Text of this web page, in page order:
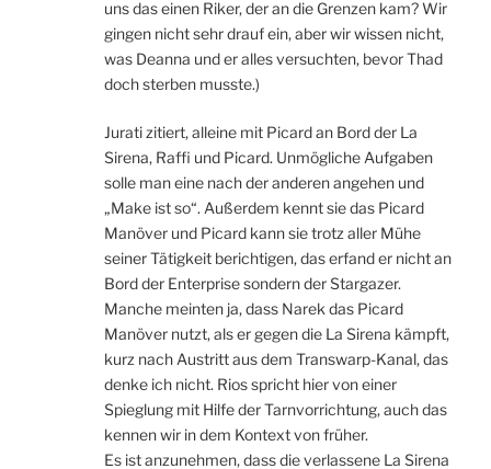
uns das einen Riker, der an die Grenzen kam? Wir
gingen nicht sehr drauf ein, aber wir wissen nicht,
was Deanna und er alles versuchten, bevor Thad
doch sterben musste.)
Jurati zitiert, alleine mit Picard an Bord der La
Sirena, Raffi und Picard. Unmögliche Aufgaben
solle man eine nach der anderen angehen und
„Make ist so“. Außerdem kennt sie das Picard
Manöver und Picard kann sie trotz aller Mühe
seiner Tätigkeit berichtigen, das erfand er nicht an
Bord der Enterprise sondern der Stargazer.
Manche meinten ja, dass Narek das Picard
Manöver nutzt, als er gegen die La Sirena kämpft,
kurz nach Austritt aus dem Transwarp-Kanal, das
denke ich nicht. Rios spricht hier von einer
Spieglung mit Hilfe der Tarnvorrichtung, auch das
kennen wir in dem Kontext von früher.
Es ist anzunehmen, dass die verlassene La Sirena